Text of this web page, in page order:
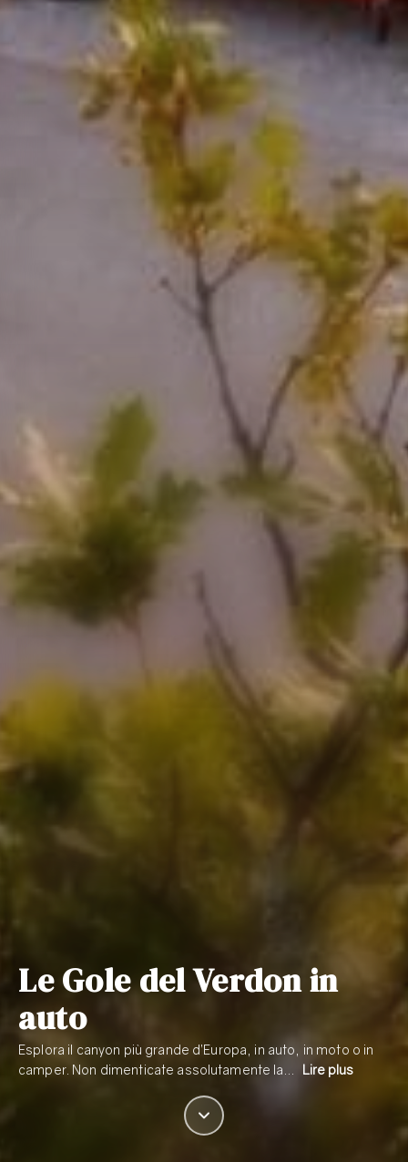
Le Gole del Verdon in
auto
Esplora il canyon più grande d’Europa, in auto, in moto o in
camper. Non dimenticate assolutamente la…
Lire plus